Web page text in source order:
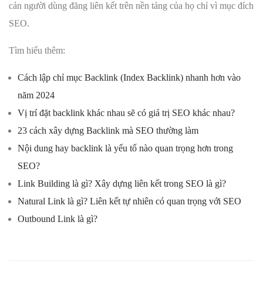
cản người dùng đăng liên kết trên nền tảng của họ chỉ vì mục đích
SEO.
Tìm hiểu thêm:
Cách lập chỉ mục Backlink (Index Backlink) nhanh hơn vào
năm 2024
Vị trí đặt backlink khác nhau sẽ có giá trị SEO khác nhau?
23 cách xây dựng Backlink mà SEO thường làm
Nội dung hay backlink là yếu tố nào quan trọng hơn trong
SEO?
Link Building là gì? Xây dựng liên kết trong SEO là gì?
Natural Link là gì? Liên kết tự nhiên có quan trọng với SEO
Outbound Link là gì?